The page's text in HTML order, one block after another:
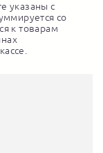
указаны с
со
к товарам